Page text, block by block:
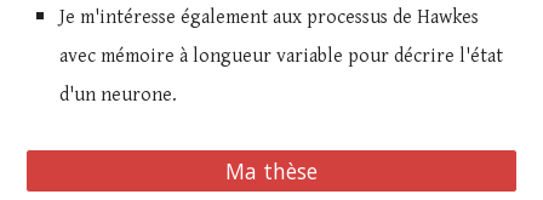
Je m'intéresse également aux processus de Hawkes
avec mémoire à longueur variable pour décrire l'état
d'un neurone.
Ma thèse